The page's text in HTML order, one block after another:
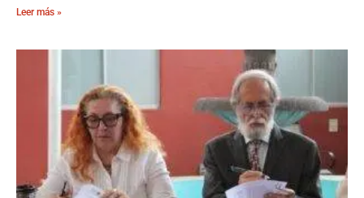
Leer más »